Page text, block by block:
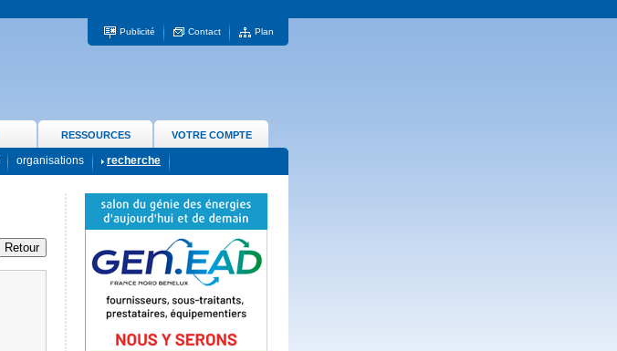
Publicité Contact Plan
RESSOURCES VOTRE COMPTE
organisations recherche